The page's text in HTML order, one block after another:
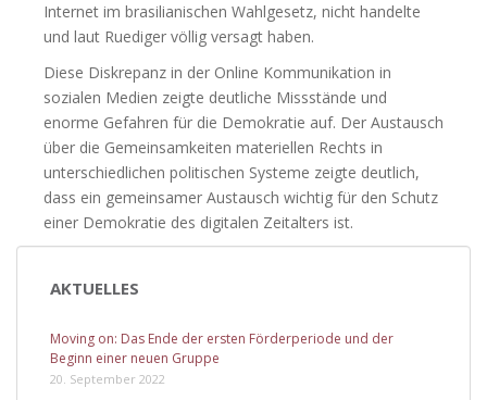
Internet im brasilianischen Wahlgesetz, nicht handelte
und laut Ruediger völlig versagt haben.
Diese Diskrepanz in der Online Kommunikation in
sozialen Medien zeigte deutliche Missstände und
enorme Gefahren für die Demokratie auf. Der Austausch
über die Gemeinsamkeiten materiellen Rechts in
unterschiedlichen politischen Systeme zeigte deutlich,
dass ein gemeinsamer Austausch wichtig für den Schutz
einer Demokratie des digitalen Zeitalters ist.
Beitragsnavigation
AKTUELLES
Moving on: Das Ende der ersten Förderperiode und der
Beginn einer neuen Gruppe
20. September 2022